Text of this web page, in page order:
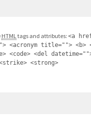
HTML tags and attributes: <a
<acronym title=""> <b>
<code> <del
<strong>